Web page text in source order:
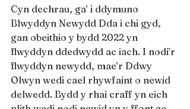
Cyn dechrau, ga’ i ddymuno
Blwyddyn Newydd Dda i chi gyd,
gan obeithio y bydd 2022 yn
flwyddyn ddedwydd ac iach. I nodi’r
flwyddyn newydd, mae’r Ddwy
Olwyn wedi cael rhywfaint o newid
delwedd. Bydd y rhai craff yn eich